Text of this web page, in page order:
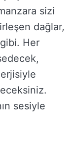
sizi
dağlar,
Her
sesiyle